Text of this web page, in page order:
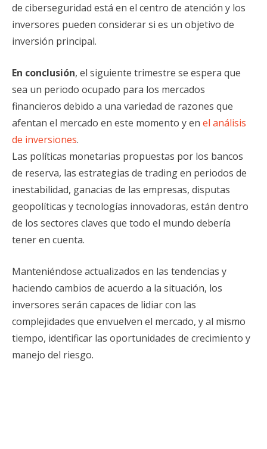
de ciberseguridad está en el centro de atención y los
inversores pueden considerar si es un objetivo de
inversión principal.
En conclusión, el siguiente trimestre se espera que
sea un periodo ocupado para los mercados
financieros debido a una variedad de razones que
afentan el mercado en este momento y en el análisis
de inversiones.
Las políticas monetarias propuestas por los bancos
de reserva, las estrategias de trading en periodos de
inestabilidad, ganacias de las empresas, disputas
geopolíticas y tecnologías innovadoras, están dentro
de los sectores claves que todo el mundo debería
tener en cuenta.
Manteniéndose actualizados en las tendencias y
haciendo cambios de acuerdo a la situación, los
inversores serán capaces de lidiar con las
complejidades que envuelven el mercado, y al mismo
tiempo, identificar las oportunidades de crecimiento y
manejo del riesgo.